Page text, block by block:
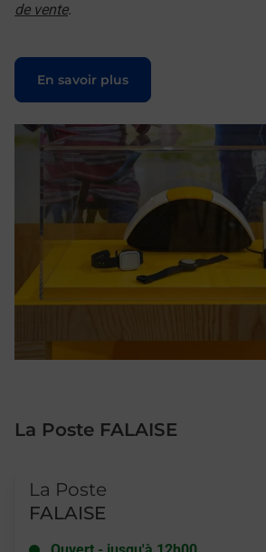
de vente.
En savoir plus
Le lien s'ouvre dans un nouvel onglet
La Poste FALAISE
La Poste
FALAISE